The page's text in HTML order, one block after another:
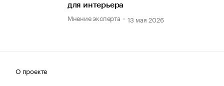
для интерьера
Мнение эксперта 13 мая 2026
О проекте